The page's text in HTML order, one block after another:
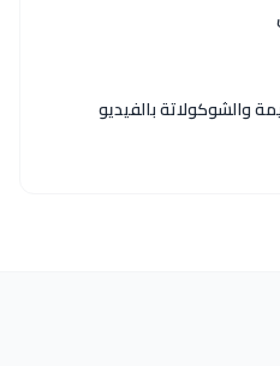
والشوكولاتة بالفيديو